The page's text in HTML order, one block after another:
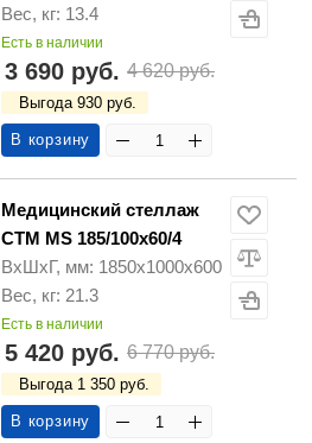
Вес, кг: 13.4
Есть в наличии
3 690 руб. 4 620 руб.
Выгода 930 руб.
В корзину
Медицинский стеллаж
СТМ MS 185/100х60/4
ВхШхГ, мм: 1850х1000х600
Вес, кг: 21.3
Есть в наличии
5 420 руб. 6 770 руб.
Выгода 1 350 руб.
В корзину